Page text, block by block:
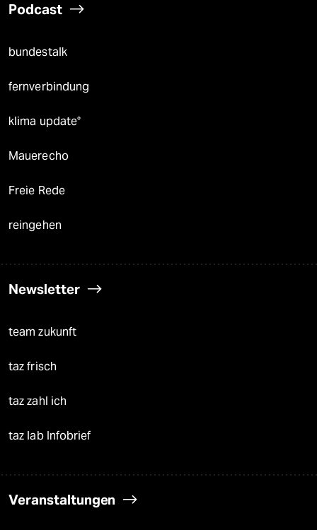
Podcast
bundestalk
fernverbindung
klima update°
Mauerecho
Freie Rede
reingehen
Newsletter
team zukunft
taz frisch
taz zahl ich
taz lab Infobrief
Veranstaltungen